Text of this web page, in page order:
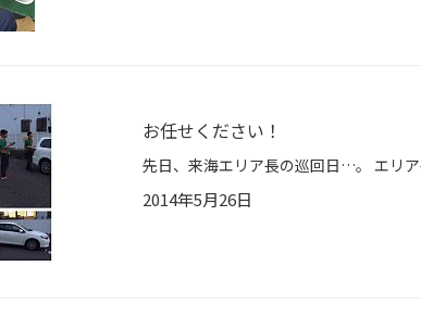
お任せください！
2014年5月26日